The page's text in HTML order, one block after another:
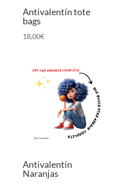
Antivalentín tote
bags
18,00€
Antivalentín
Naranjas